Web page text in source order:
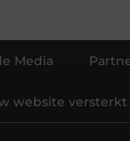
Media
website